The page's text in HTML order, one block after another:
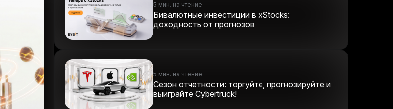
5 мин. на чтение
Бивалютные инвестиции в xStocks:
доходность от прогнозов
5 мин. на чтение
Сезон отчетности: торгуйте, прогнозируйте и
выиграйте Cybertruck!